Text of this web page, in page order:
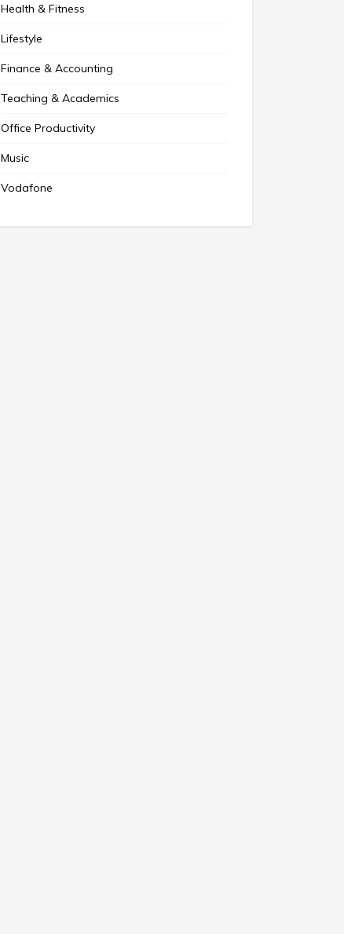
Health & Fitness
Lifestyle
Finance & Accounting
Teaching & Academics
Office Productivity
Music
Vodafone